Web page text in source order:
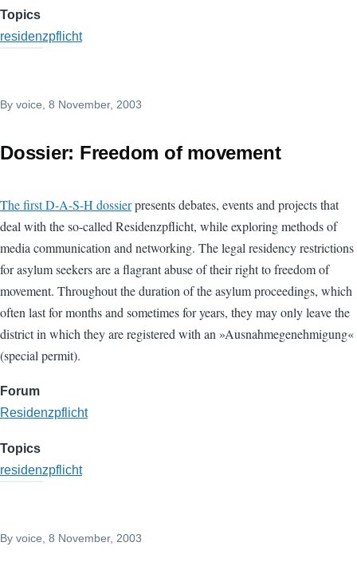
Topics
residenzpflicht
By voice , 8 November, 2003
Dossier: Freedom of movement
The first D-A-S-H dossierpresents debates, events and projects that
deal with the so-called Residenzpflicht, while exploring methods of
media communication and networking. The legal residency restrictions
for asylum seekers are a flagrant abuse of their right to freedom of
movement. Throughout the duration of the asylum proceedings, which
often last for months and sometimes for years, they may only leave the
district in which they are registered with an »Ausnahmegenehmigung«
(special permit).
Forum
Residenzpflicht
Topics
residenzpflicht
By voice , 8 November, 2003